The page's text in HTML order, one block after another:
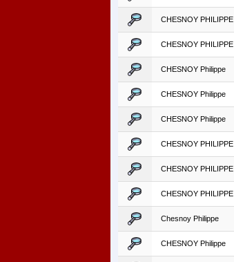
CHESNOY PHILIPPE
CHESNOY PHILIPPE
CHESNOY Philippe
CHESNOY Philippe
CHESNOY Philippe
CHESNOY PHILIPPE
CHESNOY PHILIPPE
CHESNOY PHILIPPE
Chesnoy Philippe
CHESNOY Philippe